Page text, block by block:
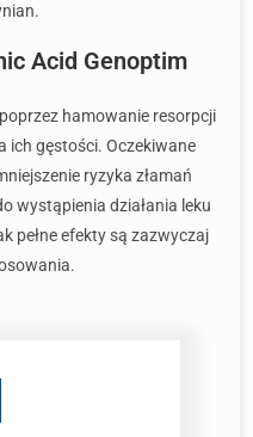
Acid Genoptim
hamowanie resorpcji
ich gęstości. Oczekiwane
ryzyka złamań
wystąpienia działania leku
pełne efekty są zazwyczaj